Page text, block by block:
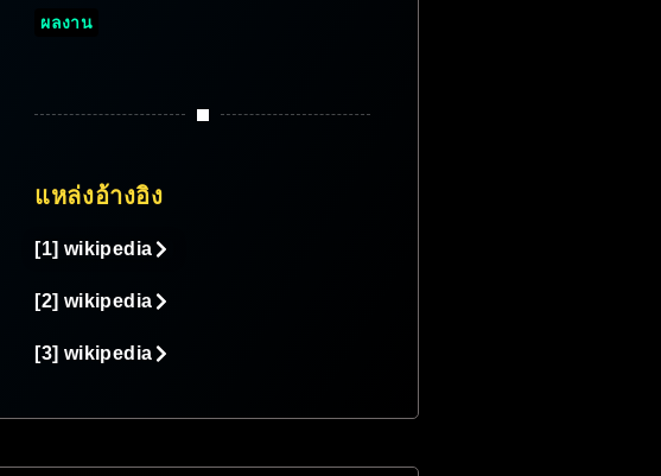
ผลงาน
แหล่งอ้างอิง
[1] wikipedia
[2] wikipedia
[3] wikipedia